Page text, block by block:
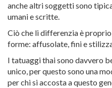
anche altri soggetti sono
umani e scritte.
Ciò che li differenzia è proprio
forme: affusolate, fini e
I tatuaggi thai sono davvero
unico, per questo sono una
per chi si accosta a questo